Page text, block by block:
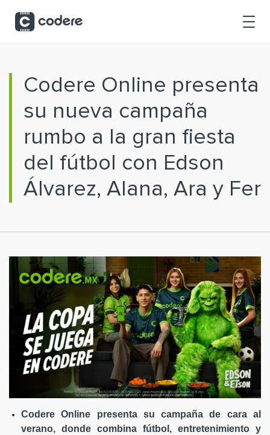
Codere Online presenta
su nueva campaña
rumbo a la gran fiesta
del fútbol con Edson
Álvarez, Alana, Ara y Fer
Codere Online presenta su campaña de cara al
verano, donde combina fútbol, entretenimiento y